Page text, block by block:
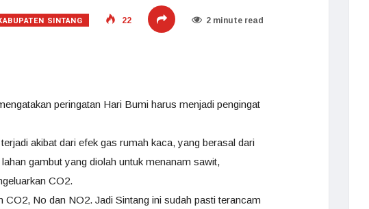
SINTANG 22 2 minute read
peringatan Hari Bumi harus menjadi pengingat
akibat dari efek gas rumah kaca, yang berasal dari
gambut yang diolah untuk menanam sawit,
CO2.
No dan NO2. Jadi Sintang ini sudah pasti terancam